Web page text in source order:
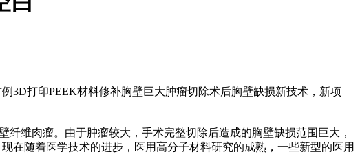
3D打印PEEK材料修补胸壁巨大肿瘤切除术后胸壁缺损新技术，新项
纤维肉瘤。由于肿瘤较大，手术完整切除后造成的胸壁缺损范围巨大，
在随着医学技术的进步，医用高分子材料研究的成熟，一些新型的医用